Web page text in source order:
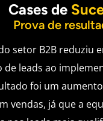
Cases de
Prova de
setor B2B reduziu
de leads ao
foi um
vendas, já que a